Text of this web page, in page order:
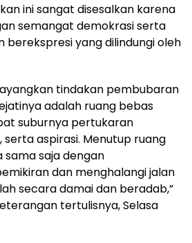
ini sangat disesalkan karena
semangat demokrasi serta
berekspresi yang dilindungi oleh
tindakan pembubaran
adalah ruang bebas
suburnya pertukaran
aspirasi. Menutup ruang
sama saja dengan
dan menghalangi jalan
secara damai dan beradab,”
tertulisnya, Selasa